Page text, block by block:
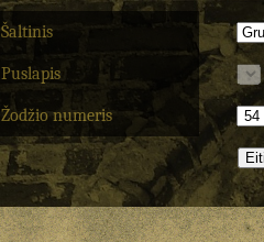
Šaltinis
Puslapis
Žodžio numeris